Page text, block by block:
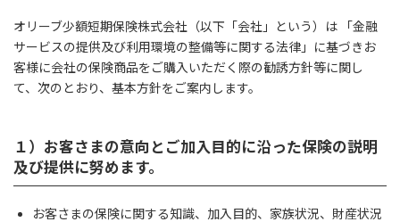
オリーブ少額短期保険株式会社（以下「会社」という）は 「金融
サービスの提供及び利用環境の整備等に関する法律」に基づきお
客様に会社の保険商品をご購入いただく際の勧誘方針等に関し
て、次のとおり、基本方針をご案内します。
１）お客さまの意向とご加入目的に沿った保険の説明
及び提供に努めます。
お客さまの保険に関する知識、加入目的、家族状況、財産状況